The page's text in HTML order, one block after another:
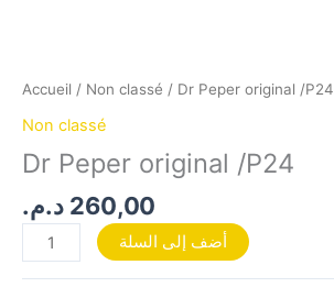
Accueil / Non classé / Dr Peper original /P24
Non classé
Dr Peper original /P24
260,00 د.م.
أضف إلى السلة